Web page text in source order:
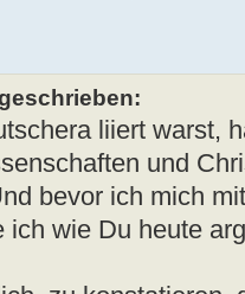
liiert warst,
und
bevor ich mich
ich wie Du heute